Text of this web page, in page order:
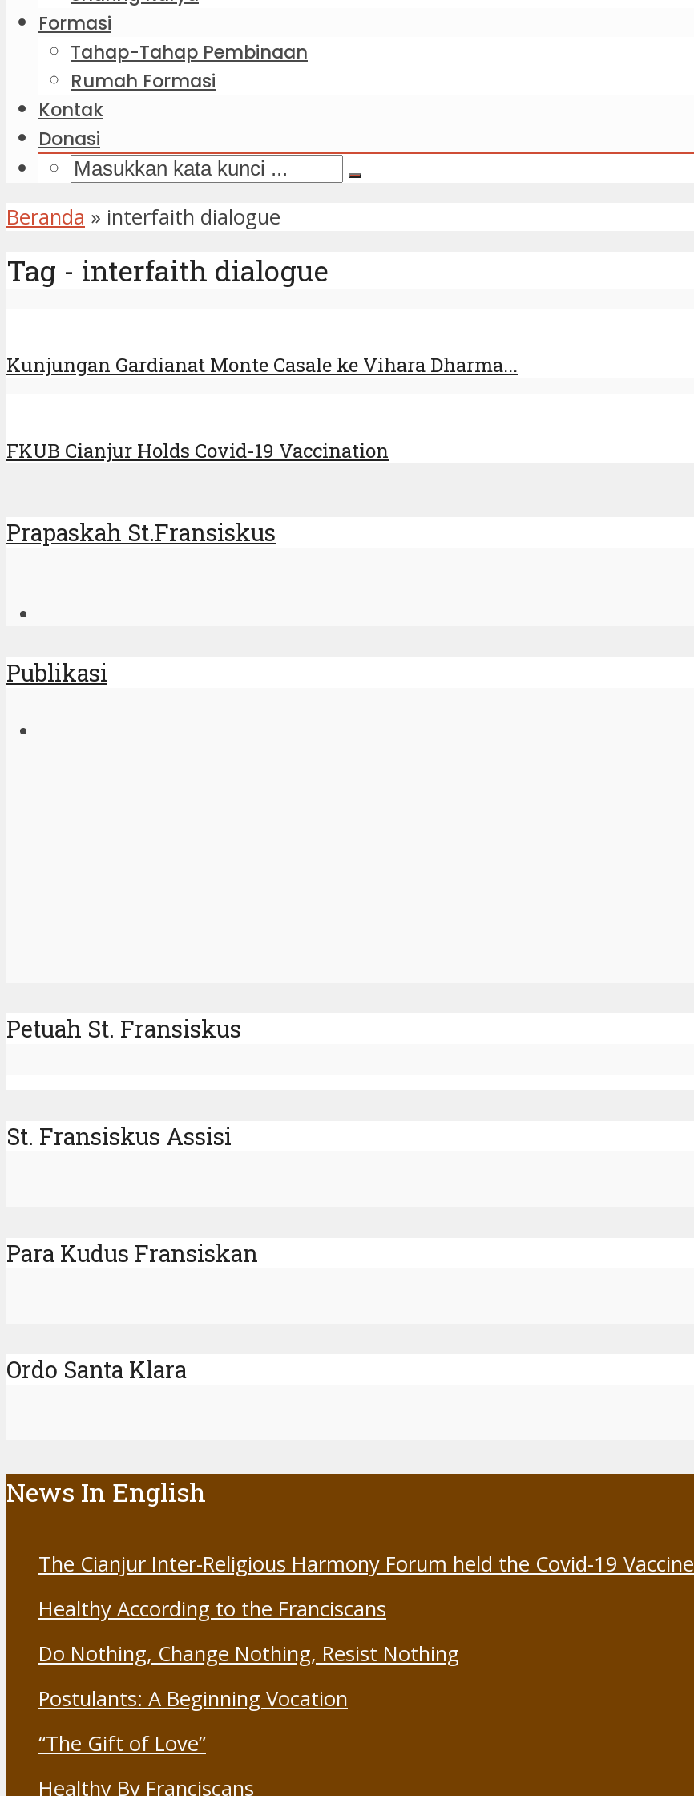
Formasi
Tahap-Tahap Pembinaan
Rumah Formasi
Kontak
Donasi
Beranda » interfaith dialogue
Tag - interfaith dialogue
Kunjungan Gardianat Monte Casale ke Vihara Dharma...
FKUB Cianjur Holds Covid-19 Vaccination
Prapaskah St.Fransiskus
Publikasi
Petuah St. Fransiskus
St. Fransiskus Assisi
Para Kudus Fransiskan
Ordo Santa Klara
News In English
The Cianjur Inter-Religious Harmony Forum held the Covid-19 Vaccine
Healthy According to the Franciscans
Do Nothing, Change Nothing, Resist Nothing
Postulants: A Beginning Vocation
“The Gift of Love”
Healthy By Franciscans